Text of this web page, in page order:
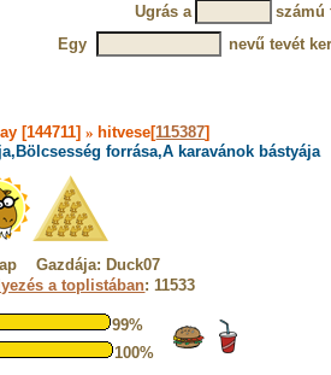
Ugrás a
számú
Egy
nevű tevét
[144711]» hitvese[115387]
forrása,A karavánok bástyája
Gazdája: Duck07
a toplistában: 11533
99%
100%